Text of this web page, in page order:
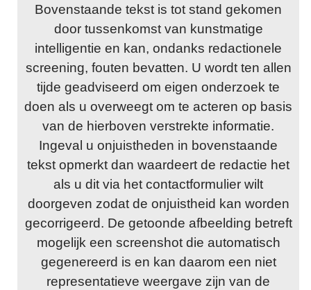
Bovenstaande tekst is tot stand gekomen
door tussenkomst van kunstmatige
intelligentie en kan, ondanks redactionele
screening, fouten bevatten. U wordt ten allen
tijde geadviseerd om eigen onderzoek te
doen als u overweegt om te acteren op basis
van de hierboven verstrekte informatie.
Ingeval u onjuistheden in bovenstaande
tekst opmerkt dan waardeert de redactie het
als u dit via het contactformulier wilt
doorgeven zodat de onjuistheid kan worden
gecorrigeerd. De getoonde afbeelding betreft
mogelijk een screenshot die automatisch
gegenereerd is en kan daarom een niet
representatieve weergave zijn van de